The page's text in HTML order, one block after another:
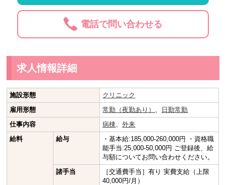
電話で問い合わせる
求人情報詳細
施設形態
クリニック
雇用形態
常勤（夜勤あり）
日勤常勤
仕事内容
病棟 、外来
給料
給与
・基本給:185,000-260,000円 ・資格職
能手当:25,000-50,000円 ご登録後、給
与額についてお問い合わせください。
諸手当
［交通費手当］有り 実費支給（上限
40,000円/月）